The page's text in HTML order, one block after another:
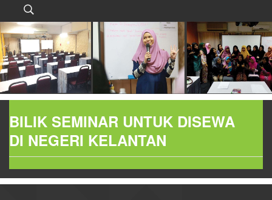
BILIK SEMINAR UNTUK DISEWA
DI NEGERI KELANTAN